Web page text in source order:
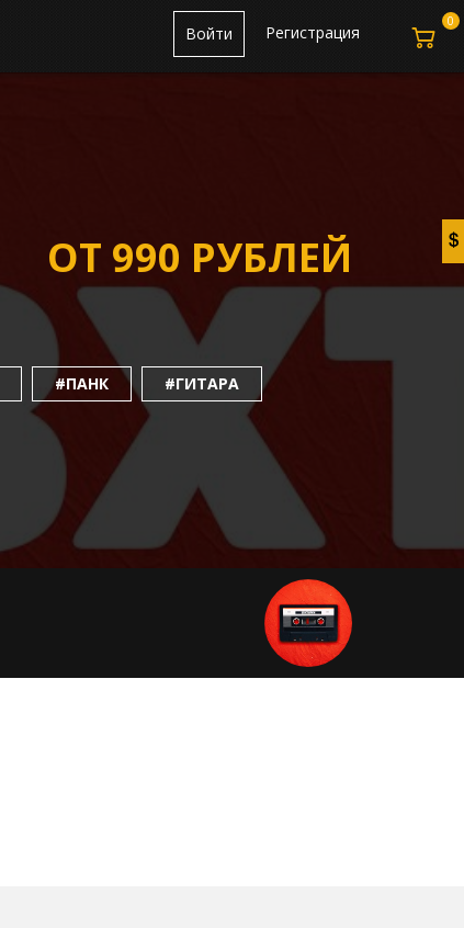
Регистрация
Войти
ОТ 990 РУБЛЕЙ
#ПАНК #ГИТАРА
0